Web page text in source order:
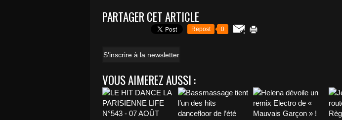
PARTAGER CET ARTICLE
Repost 0
S'inscrire à la newsletter
VOUS AIMEREZ AUSSI :